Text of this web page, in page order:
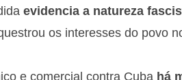
evidencia a natureza
os interesses do povo
e comercial contra Cuba há